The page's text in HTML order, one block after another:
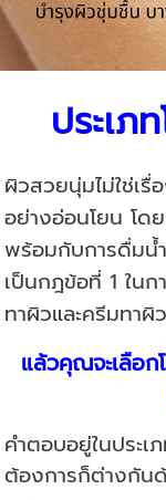
ประเภ
ผิวสวยนุ่มไม่ใช่เ
อย่างอ่อนโยนโด
พร้อมกับการดื่มน้
เป็นกฎข้อที่ 1ใน
ทาผิวและครีมทา
แล้วคุณจะเลือก
คำตอบอยู่ในประ
ต้องการก็ต่างกัน